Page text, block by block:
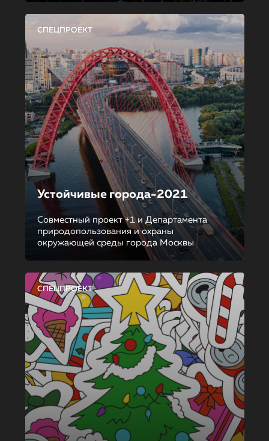
СПЕЦПРОЕКТ
Устойчивые города-2021
Совместный проект +1 и Департамента
природопользования и охраны
окружающей среды города Москвы
СПЕЦПРОЕКТ